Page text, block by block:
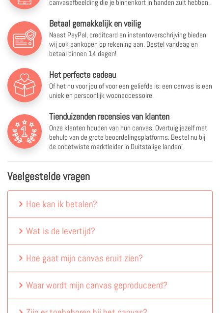
canvasafbeelding die je binnenkort in handen zult hebben.
Betaal gemakkelijk en veilig
Naast PayPal, creditcard en instantoverschrijving bieden
wij ook aankopen op rekening aan. Bestel vandaag en
betaal binnen 14 dagen!
Het perfecte cadeau
Of het nu voor jou of voor een geliefde is: een canvas is een
uniek en persoonlijk woonaccessoire.
Tienduizenden recensies van klanten
Onze klanten houden van hun canvas. Overtuig jezelf met
behulp van de grote beoordelingsplatforms. Bestel nu bij
de onbetwiste marktleider in Duitstalige landen!
Veelgestelde vragen
Hoe kan ik betalen?
Wat is de levertijd?
Hoe gaat mijn canvas eruit zien?
Waar wordt mijn canvas geproduceerd?